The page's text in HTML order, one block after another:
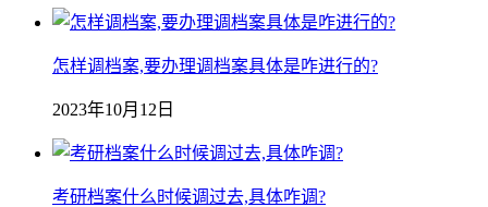
怎样调档案,要办理调档案具体是咋进行的?
2023年10月12日
考研档案什么时候调过去,具体咋调?